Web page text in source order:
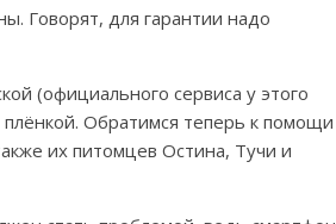
Говорят, для гарантии надо
(официального сервиса у этого
Обратимся теперь к помощи
их питомцев Остина, Тучи и